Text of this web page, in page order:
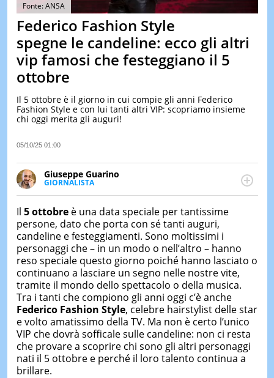
TEST
OGGI
IERI
Fonte: ANSA
Federico Fashion Style
spegne le candeline: ecco gli altri
vip famosi che festeggiano il 5
ottobre
Il 5 ottobre è il giorno in cui compie gli anni Federico
Fashion Style e con lui tanti altri VIP: scopriamo insieme
chi oggi merita gli auguri!
05/10/25 01:00
Giuseppe Guarino
GIORNALISTA
Ph(D) in Diritto Comparato e processi di
particolare sulla Storia contemporanea di America
Latina e Spagna. Collabora con numerose testate ed
è presidente dell'Associazione Culturale "La
Biblioteca del Sannio".
Il 5 ottobreè una data speciale per tantissime
persone, dato che porta con sé tanti auguri,
candeline e festeggiamenti. Sono moltissimi i
personaggi che – in un modo o nell’altro – hanno
reso speciale questo giorno poiché hanno lasciato o
continuano a lasciare un segno nelle nostre vite,
tramite il mondo dello spettacolo o della musica.
Tra i tanti che compiono gli anni oggi c’è anche
Federico Fashion Style, celebre hairstylist delle star
e volto amatissimo della TV. Ma non è certo l’unico
VIP che dovrà sofficale sulle candeline: non ci resta
che provare a scoprire chi sono gli altri personaggi
nati il 5 ottobre e perché il loro talento continua a
brillare.